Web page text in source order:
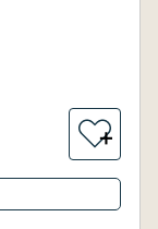
＋